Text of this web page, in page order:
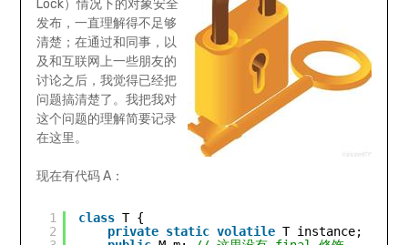
Lock）情况下的对象安全
发布，一直理解得不足够
清楚；在通过和同事，以
及和互联网上一些朋友的
讨论之后，我觉得已经把
问题搞清楚了。我把我对
这个问题的理解简要记录
在这里。
现在有代码 A：
1
2
class T {
private static volatile T instance;